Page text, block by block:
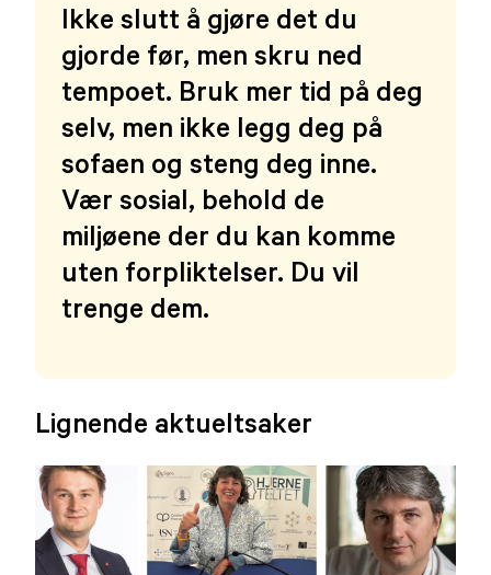
Ikke slutt å gjøre det du
gjorde før, men skru ned
tempoet. Bruk mer tid på deg
selv, men ikke legg deg på
sofaen og steng deg inne.
Vær sosial, behold de
miljøene der du kan komme
uten forpliktelser. Du vil
trenge dem.
Lignende aktueltsaker